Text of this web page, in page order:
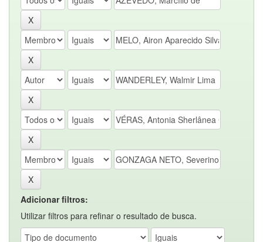
Adicionar filtros:
Utilizar filtros para refinar o resultado de busca.